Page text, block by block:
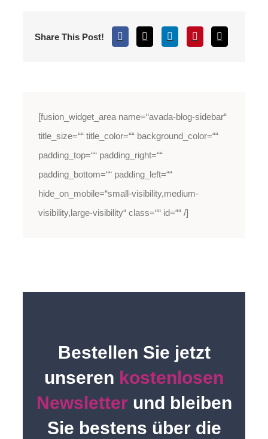
Share This Post!
[fusion_widget_area name=“avada-blog-sidebar“
title_size=““ title_color=““ background_color=““
padding_top=““ padding_right=““
padding_bottom=““ padding_left=““
hide_on_mobile=“small-visibility,medium-
visibility,large-visibility“ class=““ id=““ /]
Bestellen Sie jetzt
unseren kostenlosen
Newsletterund bleiben
Sie bestens über die